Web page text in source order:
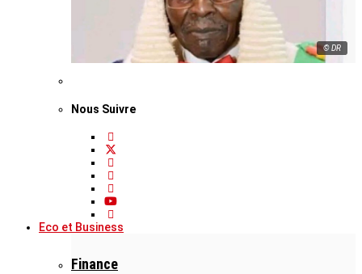
© DR
Nous Suivre
Eco et Business
Finance